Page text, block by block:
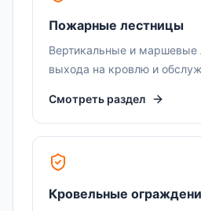
Пожарные лестницы
Вертикальные и маршевые
выхода на кровлю и
Смотреть раздел
Кровельные